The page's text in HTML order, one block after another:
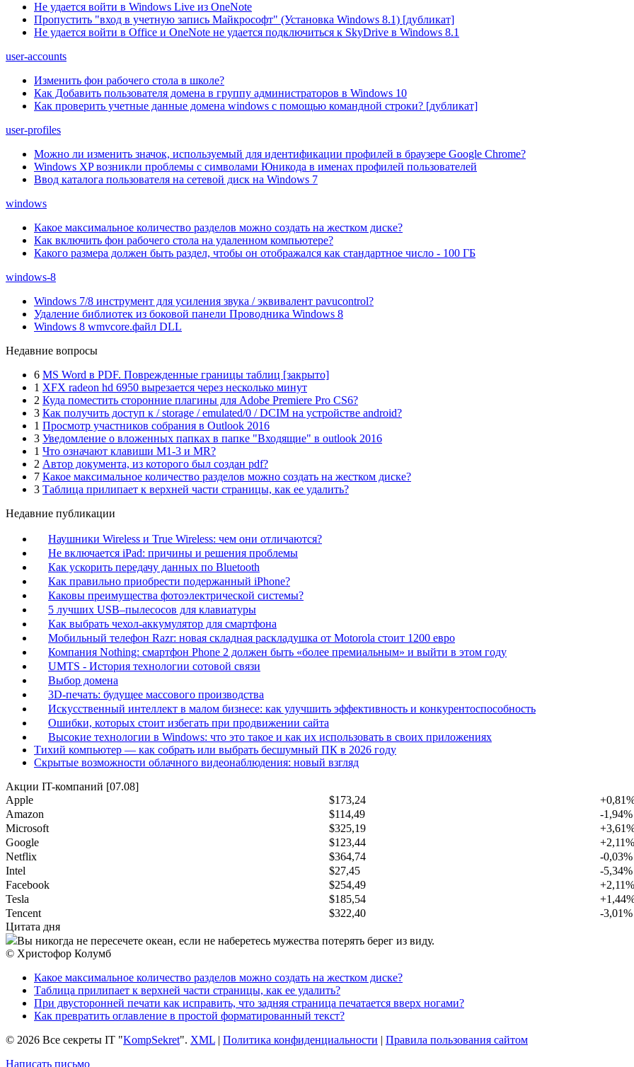
Не удается войти в Windows Live из OneNote
Пропустить "вход в учетную запись Майкрософт" (Установка Windows 8.1) [дубликат]
Не удается войти в Office и OneNote не удается подключиться к SkyDrive в Windows 8.1
user-accounts
Изменить фон рабочего стола в школе?
Как Добавить пользователя домена в группу администраторов в Windows 10
Как проверить учетные данные домена windows с помощью командной строки? [дубликат]
user-profiles
Можно ли изменить значок, используемый для идентификации профилей в браузере Google Chrome?
Windows XP возникли проблемы с символами Юникода в именах профилей пользователей
Ввод каталога пользователя на сетевой диск на Windows 7
windows
Какое максимальное количество разделов можно создать на жестком диске?
Как включить фон рабочего стола на удаленном компьютере?
Какого размера должен быть раздел, чтобы он отображался как стандартное число - 100 ГБ
windows-8
Windows 7/8 инструмент для усиления звука / эквивалент pavucontrol?
Удаление библиотек из боковой панели Проводника Windows 8
Windows 8 wmvcore.файл DLL
Недавние вопросы
6 MS Word в PDF. Поврежденные границы таблиц [закрыто]
1 XFX radeon hd 6950 вырезается через несколько минут
2 Куда поместить сторонние плагины для Adobe Premiere Pro CS6?
3 Как получить доступ к / storage / emulated/0 / DCIM на устройстве android?
1 Просмотр участников собрания в Outlook 2016
3 Уведомление о вложенных папках в папке "Входящие" в outlook 2016
1 Что означают клавиши M1-3 и MR?
2 Автор документа, из которого был создан pdf?
7 Какое максимальное количество разделов можно создать на жестком диске?
3 Таблица прилипает к верхней части страницы, как ее удалить?
Недавние публикации
Наушники Wireless и True Wireless: чем они отличаются?
Не включается iPad: причины и решения проблемы
Как ускорить передачу данных по Bluetooth
Как правильно приобрести подержанный iPhone?
Каковы преимущества фотоэлектрической системы?
5 лучших USB–пылесосов для клавиатуры
Как выбрать чехол-аккумулятор для смартфона
Мобильный телефон Razr: новая складная раскладушка от Motorola стоит 1200 евро
Компания Nothing: смартфон Phone 2 должен быть «более премиальным» и выйти в этом году
UMTS - История технологии сотовой связи
Выбор домена
3D-печать: будущее массового производства
Искусственный интеллект в малом бизнесе: как улучшить эффективность и конкурентоспособность
Ошибки, которых стоит избегать при продвижении сайта
Высокие технологии в Windows: что это такое и как их использовать в своих приложениях
Тихий компьютер — как собрать или выбрать бесшумный ПК в 2026 году
Скрытые возможности облачного видеонаблюдения: новый взгляд
Акции IT-компаний [07.08]
Apple
$173,24
Amazon
$114,49
-1,94%
Microsoft
$325,19
Google
$123,44
+2,11%
Netflix
$364,74
-0,03%
Intel
$27,45
-5,34%
Facebook
$254,49
+2,11%
Tesla
$185,54
Tencent
$322,40
-3,01%
Цитата дня
Вы никогда не пересечете океан, если не наберетесь мужества потерять берег из виду.
© Христофор Колумб
Какое максимальное количество разделов можно создать на жестком диске?
Таблица прилипает к верхней части страницы, как ее удалить?
При двусторонней печати как исправить, что задняя страница печатается вверх ногами?
Как превратить оглавление в простой форматированный текст?
© 2026 Все секреты IT "KompSekret". XML | Политика конфиденциальности | Правила пользования сайтом
Написать письмо